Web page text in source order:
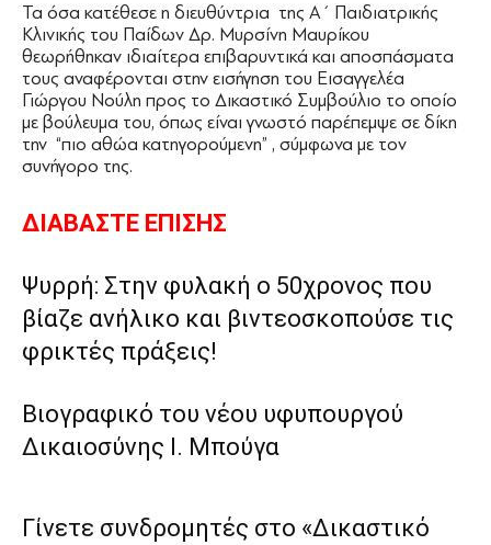
Τα όσα κατέθεσε η διευθύντρια της Α΄ Παιδιατρικής
Κλινικής του Παίδων Δρ. Μυρσίνη Μαυρίκου
θεωρήθηκαν ιδιαίτερα επιβαρυντικά και αποσπάσματα
τους αναφέρονται στην εισήγηση του Εισαγγελέα
Γιώργου Νούλη προς το Δικαστικό Συμβούλιο το οποίο
με βούλευμα του, όπως είναι γνωστό παρέπεμψε σε δίκη
την “πιο αθώα κατηγορούμενη” , σύμφωνα με τον
συνήγορο της.
ΔΙΑΒΑΣΤΕ ΕΠΙΣΗΣ
Ψυρρή: Στην φυλακή ο 50χρονος που
βίαζε ανήλικο και βιντεοσκοπούσε τις
φρικτές πράξεις!
Βιογραφικό του νέου υφυπουργού
Δικαιοσύνης Ι. Μπούγα
Γίνετε συνδρομητές στο «Δικαστικό